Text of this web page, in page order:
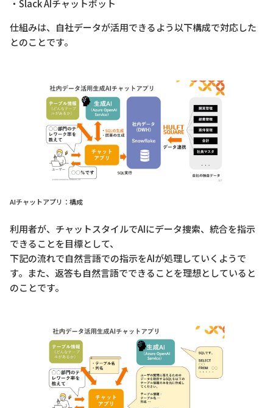
・Slack AIチャットボット
仕組みは、自社データが活用できるよう以下構成で対応した
とのことです。
AIチャットアプリ：構成
利用者が、チャットスタイルでAIにデータ捜索、統合を指示
できることを目標として、
下記の流れで自然言語での指示をAIが処理していくようで
す。また、返答も自然言語でできることを理想としていると
のことです。